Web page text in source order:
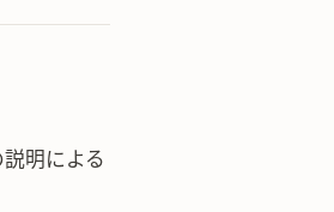
明による